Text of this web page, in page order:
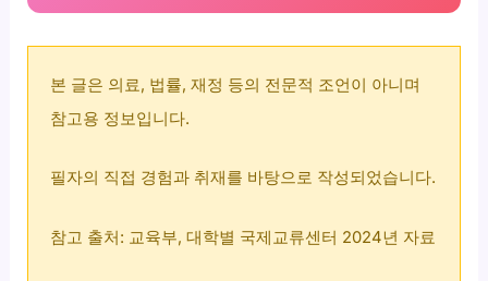
본 글은 의료, 법률, 재정 등의 전문적 조언이 아니며
참고용 정보입니다.
필자의 직접 경험과 취재를 바탕으로 작성되었습니다.
참고 출처: 교육부, 대학별 국제교류센터 2024년 자료